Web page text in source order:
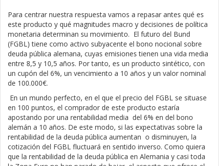
Para centrar nuestra respuesta vamos a repasar antes qué es
este producto y qué magnitudes macro y decisiones de política
monetaria determinan su movimiento. El futuro del Bund
(FGBL) tiene como activo subyacente el bono nocional sobre
deuda pública alemana, cuyas emisiones tienen una vida media
entre 8,5 y 10,5 años. Por tanto, es un producto sintético, con
un cupón del 6%, un vencimiento a 10 años y un valor nominal
de 100.000€.
En un mundo perfecto, en el que el precio del FGBL se situase
en 100 puntos, el comprador de este producto estaría
apostando por una rentabilidad media del 6% en del bono
alemán a 10 años. De este modo, si las expectativas sobre la
rentabilidad de la deuda pública aumentan o disminuyen, la
cotización del FGBL fluctuará en sentido inverso. Como quiera
que la rentabilidad de la deuda pública en Alemania y casi toda